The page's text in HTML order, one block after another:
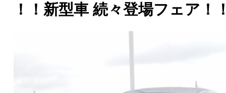
！！新型車 続々登場フェア！